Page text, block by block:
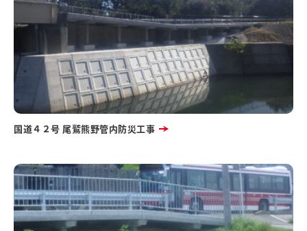
国道４２号 尾鷲熊野管内防災工事